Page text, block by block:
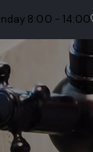
8:00 - 14:00